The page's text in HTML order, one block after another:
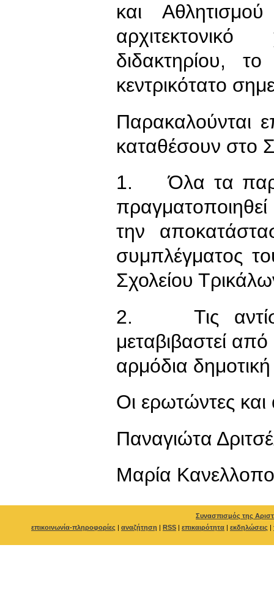
και
διδακτηρίου,
κεντρικότατο
Παρακαλούνται
καταθέσουν στο
1. Όλα τα
την
συμπλέγματος
Σχολείου
2. Τις
μεταβιβαστεί
αρμόδια
Οι ερωτώντες και
Παναγιώτα
Μαρία
Συνασπισμός της
επικοινωνία-πληροφορίες | αναζήτηση | RSS | επικαιρότητα | εκδηλώσεις |